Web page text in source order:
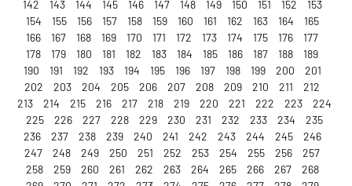
142
143 144 145 146 147 148 149 150 151 152
153
154
155 156 157 158 159 160 161 162 163 164
165
166
167 168 169 170 171 172 173 174 175 176
177
178
179 180 181 182 183 184 185 186 187 188
189
190
191 192 193 194 195 196 197 198 199 200
201
202
203 204 205 206 207 208 209 210 211
212
213
214 215 216 217 218 219 220 221 222 223
224
225
226 227 228 229 230 231 232 233 234
235
236
237 238 239 240 241 242 243 244 245
246
247
248 249 250 251 252 253 254 255 256
257
258
259 260 261 262 263 264 265 266 267
268